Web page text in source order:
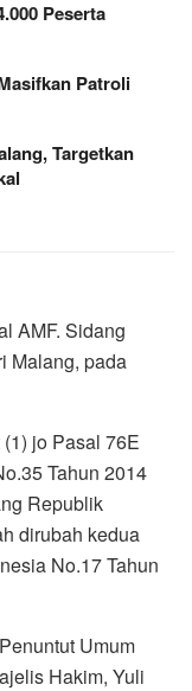
Peserta
Patroli
Targetkan
AMF. Sidang
Malang, pada
jo Pasal 76E
Tahun 2014
Republik
dirubah kedua
No.17 Tahun
Umum
Hakim, Yuli